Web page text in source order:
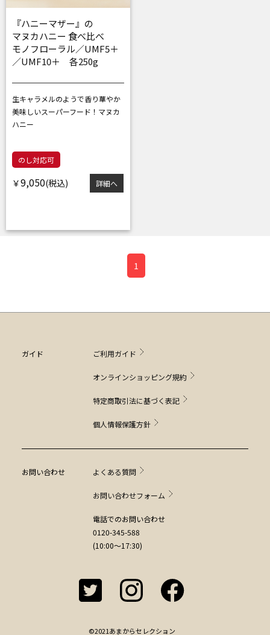
『ハニーマザー』の
マヌカハニー 食べ比べ
モノフローラル／UMF5＋
／UMF10＋ 各250g
生キャラメルのようで香り華やか
美味しいスーパーフード！マヌカ
ハニー
のし対応可
￥9,050 詳細へ
1
ガイド ご利用ガイド
オンラインショッピング規約
特定商取引法に基づく表記
個人情報保護方針
お問い合わせ よくある質問
お問い合わせフォーム
電話でのお問い合わせ
0120-345-588
(10:00～17:30)
©2021あまからセレクション